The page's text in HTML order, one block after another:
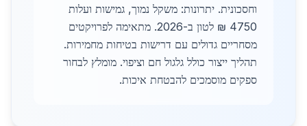
וחסכונית. יתרונות: משקל נמוך, גמישות ועלות
4750 ₪ לטון ב-2026. מתאימה לפרויקטים
מסחריים גדולים עם דרישות בטיחות מחמירות.
תהליך ייצור כולל גלגול חם וציפוי. מומלץ לבחור
ספקים מוסמכים להבטחת איכות.